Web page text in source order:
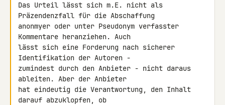
Das Urteil lässt sich m.E. nicht als
Präzendenzfall für die Abschaffung
anonmyer oder unter Pseudonym verfasster
Kommentare heranziehen. Auch
lässt sich eine Forderung nach sicherer
Identifikation der Autoren -
zumindest durch den Anbieter - nicht daraus
ableiten. Aber der Anbieter
hat eindeutig die Verantwortung, den Inhalt
darauf abzuklopfen, ob